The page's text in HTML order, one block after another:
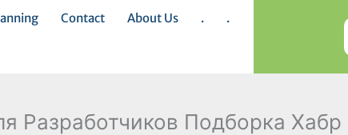
Contact About Us . .
Разработчиков Подборка Хабр